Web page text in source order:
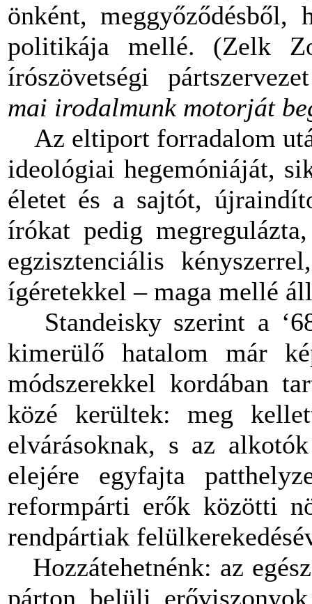
önként,
politikája mellé. (Zelk
írószövetségi
mai irodalmunk motorját
Az eltiport forradalom
ideológiai hegemóniáját,
életet és a sajtót,
írókat pedig
egzisztenciális
ígéretekkel – maga mellé
Standeisky szerint a
kimerülő hatalom már
módszerekkel kordában
közé kerültek: meg
elvárásoknak, s az
elejére egyfajta
reformpárti erők közötti
rendpártiak
Hozzátehetnénk: az
párton belüli